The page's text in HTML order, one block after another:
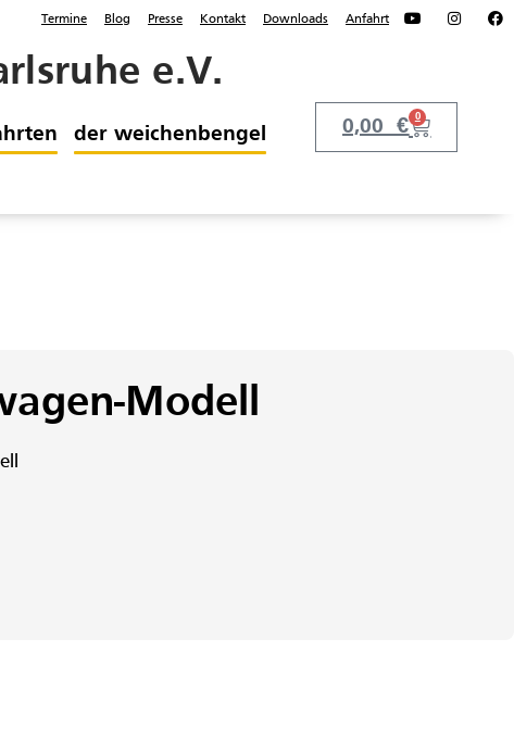
Termine Blog Presse Kontakt Downloads Anfahrt
e.V.
der weichenbengel
0,00€
0
Modell